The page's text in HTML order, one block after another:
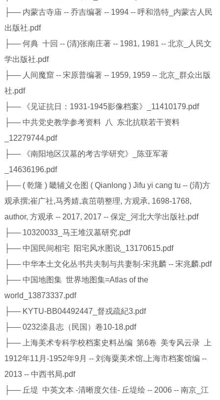
├── 内蒙古寺庙 -- 乔吉编著 -- 1994 -- 呼和浩特_内蒙古人民
出版社.pdf
├── 何典 十回 -- (清)张南庄著 -- 1981, 1981 -- 北京_人民文
学出版社.pdf
├── 人间魔窟 -- 宋原普编著 -- 1959, 1959 -- 北京_群众出版
社.pdf
├── 《见证抗日：1931-1945影像档案》_11410179.pdf
├── 中共党史教学参考资料 八 东北抗联若干资料
_12279744.pdf
├── 《南阳地区汉墓的考古学研究》_陈亚军著
_14636196.pdf
├── ( 乾隆 ) 畿辅义仓图 ( Qianlong ) Jifu yi cang tu -- (清)方
观承撰;崔广社,马秀婧,袁茁萌整理, 方观承, 1698-1768,
author, 方观承 -- 2017, 2017 -- 保定_河北大学出版社.pdf
├── 10320033_马王堆汉墓研究.pdf
├── 中国民间相宅 阳宅风水图说_13170615.pdf
├── 中华本土文化丛书共夫制与共妻制-宋兆麟 -- 宋兆麟.pdf
├── 中国地图集 世界地图集=Atlas of the
world_13873337.pdf
├── KYTU-BB04492447_督戎疏紀3.pdf
├── 0232滦县志（民国）卷10-18.pdf
├── 上海美术专科学校档案史料丛编 第6卷 美专风云录 上
1912年11月-1952年9月 -- 刘海粟美术馆,上海市档案馆编 --
2013 -- 中西书局.pdf
├── 丘堤 中英文本 -清晰度欠佳- 丘堤绘 -- 2006 -- 南京_江